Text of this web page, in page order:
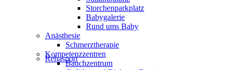
Rehasport
Storchenparkplatz
Babygalerie
Rund ums Baby
Anästhesie
Schmerztherapie
Kompetenzzentren
Bauchzentrum